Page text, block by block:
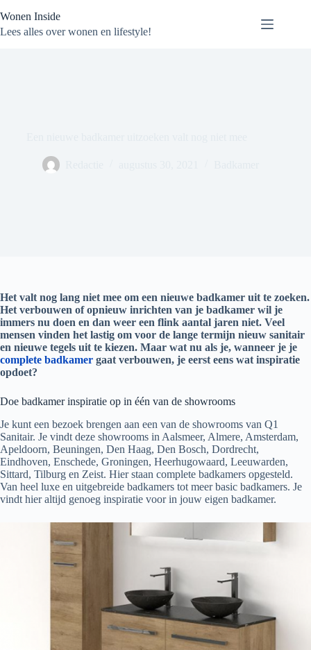
naar
de
Wonen Inside
Lees alles over wonen en lifestyle!
Het valt nog lang niet mee om een nieuwe badkamer uit te zoeken.
Het verbouwen of opnieuw inrichten van je badkamer wil je
immers nu doen en dan weer een flink aantal jaren niet. Veel
mensen vinden het lastig om voor de lange termijn nieuw sanitair
en nieuwe tegels uit te kiezen. Maar wat nu als je, wanneer je je
complete badkamer gaat verbouwen, je eerst eens wat inspiratie
opdoet?
Doe badkamer inspiratie op in één van de showrooms
Je kunt een bezoek brengen aan een van de showrooms van Q1
Sanitair. Je vindt deze showrooms in Aalsmeer, Almere, Amsterdam,
Apeldoorn, Beuningen, Den Haag, Den Bosch, Dordrecht,
Eindhoven, Enschede, Groningen, Heerhugowaard, Leeuwarden,
Sittard, Tilburg en Zeist. Hier staan complete badkamers opgesteld.
Van heel luxe en uitgebreide badkamers tot meer basic badkamers. Je
vindt hier altijd genoeg inspiratie voor in jouw eigen badkamer.